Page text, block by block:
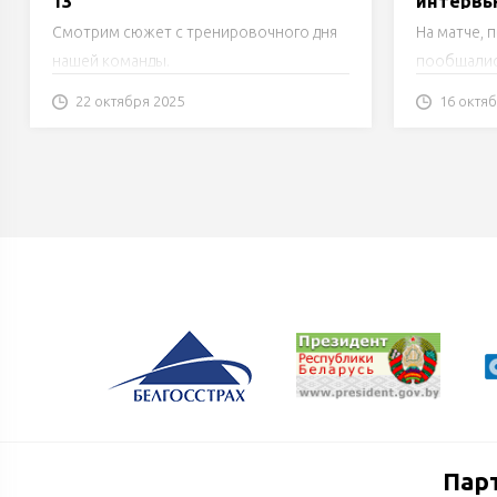
Смотрим сюжет с тренировочного дня
нашей команды.
22 октября 2025
На матче,
16